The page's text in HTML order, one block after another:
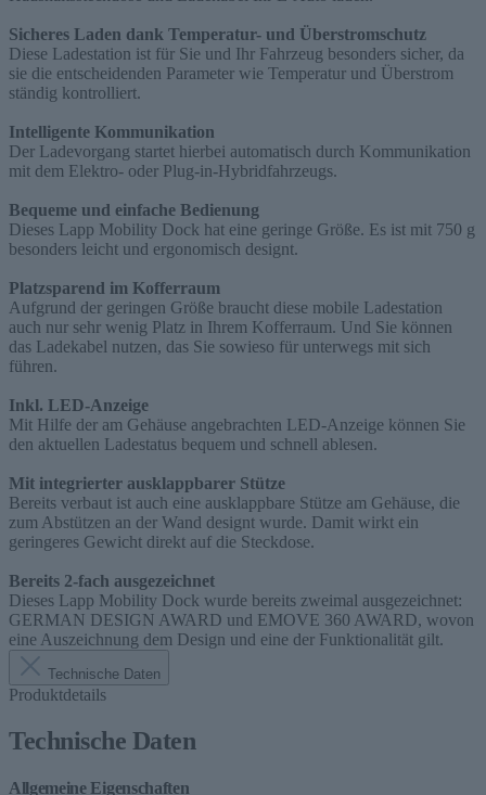
Sicheres Laden dank Temperatur- und Überstromschutz
Diese Ladestation ist für Sie und Ihr Fahrzeug besonders sicher, da
sie die entscheidenden Parameter wie Temperatur und Überstrom
ständig kontrolliert.
Intelligente Kommunikation
Der Ladevorgang startet hierbei automatisch durch Kommunikation
mit dem Elektro- oder Plug-in-Hybridfahrzeugs.
Bequeme und einfache Bedienung
Dieses Lapp Mobility Dock hat eine geringe Größe. Es ist mit 750 g
besonders leicht und ergonomisch designt.
Platzsparend im Kofferraum
Aufgrund der geringen Größe braucht diese mobile Ladestation
auch nur sehr wenig Platz in Ihrem Kofferraum. Und Sie können
das Ladekabel nutzen, das Sie sowieso für unterwegs mit sich
führen.
Inkl. LED-Anzeige
Mit Hilfe der am Gehäuse angebrachten LED-Anzeige können Sie
den aktuellen Ladestatus bequem und schnell ablesen.
Mit integrierter ausklappbarer Stütze
Bereits verbaut ist auch eine ausklappbare Stütze am Gehäuse, die
zum Abstützen an der Wand designt wurde. Damit wirkt ein
geringeres Gewicht direkt auf die Steckdose.
Bereits 2-fach ausgezeichnet
Dieses Lapp Mobility Dock wurde bereits zweimal ausgezeichnet:
GERMAN DESIGN AWARD und EMOVE 360 AWARD, wovon
eine Auszeichnung dem Design und eine der Funktionalität gilt.
Technische Daten
Produktdetails
Technische Daten
Allgemeine Eigenschaften